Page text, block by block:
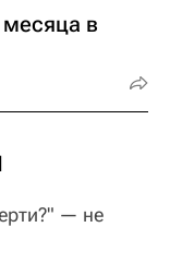
в
— не